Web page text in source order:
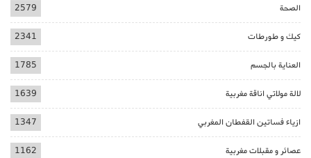
الصحة 2579
كيك و طورطات 2341
العناية بالجسم 1785
لالة مولاتي اناقة مغربية 1639
ازياء فساتين القفطان المغربي 1347
عصائر و مقبلات مغربية 1162